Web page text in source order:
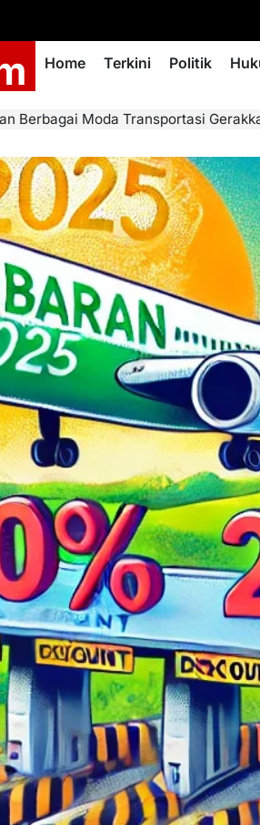
Home Terkini Politik
Moda Transportasi Gerakkan Perekonomian Selama